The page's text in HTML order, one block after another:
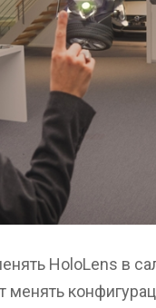
HoloLens в
менять